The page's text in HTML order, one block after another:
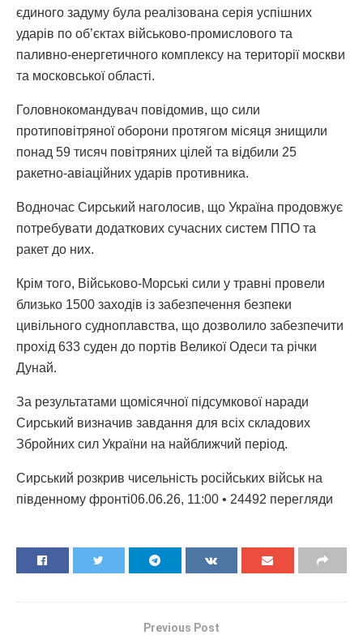
єдиного задуму була реалізована серія успішних
ударів по об’єктах військово-промислового та
паливно-енергетичного комплексу на території москви
та московської області.
Головнокомандувач повідомив, що сили
протиповітряної оборони протягом місяця знищили
понад 59 тисяч повітряних цілей та відбили 25
ракетно-авіаційних ударів противника.
Водночас Сирський наголосив, що Україна продовжує
потребувати додаткових сучасних систем ППО та
ракет до них.
Крім того, Військово-Морські сили у травні провели
близько 1500 заходів із забезпечення безпеки
цивільного судноплавства, що дозволило забезпечити
прохід 633 суден до портів Великої Одеси та річки
Дунай.
За результатами щомісячної підсумкової наради
Сирський визначив завдання для всіх складових
Збройних сил України на найближчий період.
Сирський розкрив чисельність російських військ на
південному фронті06.06.26, 11:00 • 24492 перегляди
Previous Post